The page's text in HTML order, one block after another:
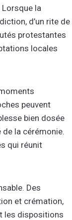
Lorsque la
d’un rite de
protestantes
locales
peuvent
bien dosée
la cérémonie.
qui réunit
Des
et crémation,
les dispositions